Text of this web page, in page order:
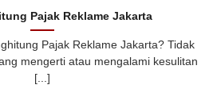
Pajak Reklame Jakarta
Pajak Reklame Jakarta? Tidak
mengerti atau mengalami kesulitan
[...]